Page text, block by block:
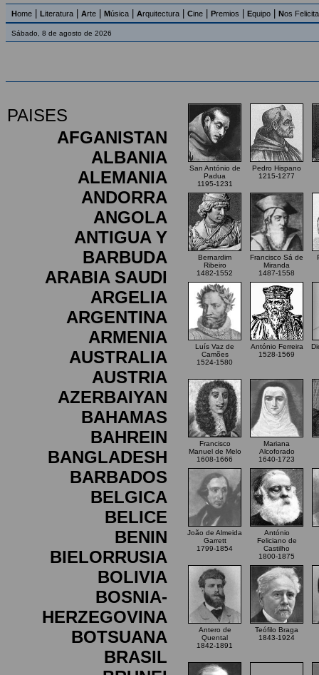
Home Literatura Arte Música Arquitectura Cine Premios Equipo Nos
Sábado, 8 de agosto de 2026
PAISES
AFGANISTAN
ALBANIA
ALEMANIA
ANDORRA
ANGOLA
ANTIGUA Y
BARBUDA
ARABIA SAUDI
ARGELIA
ARGENTINA
ARMENIA
AUSTRALIA
AUSTRIA
AZERBAIYAN
BAHAMAS
BAHREIN
BANGLADESH
BARBADOS
BELGICA
BELICE
BENIN
BIELORRUSIA
BOLIVIA
BOSNIA-
HERZEGOVINA
BOTSUANA
BRASIL
San António de
Padua
1195-1231
Pedro Hispano
1215-1277
Bernardim
Ribeiro
1482-1552
Francisco Sá de
Miranda
1487-1558
Luís Vaz de
Camões
1524-1580
António Ferreira
1528-1569
Francisco
Manuel de Melo
1608-1666
Mariana
Alcoforado
1640-1723
João de Almeida
Garrett
1799-1854
António
Feliciano de
Castilho
1800-1875
Antero de
Quental
1842-1891
Teófilo Braga
1843-1924